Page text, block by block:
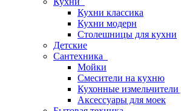
Кухни классика
Кухни модерн
Столешницы для кухни
Детские
Сантехника
Мойки
Смесители на кухню
Кухонные
Аксессуары для моек